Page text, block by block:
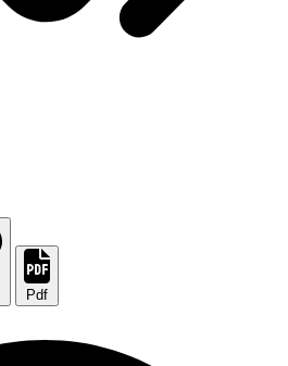
Pdf